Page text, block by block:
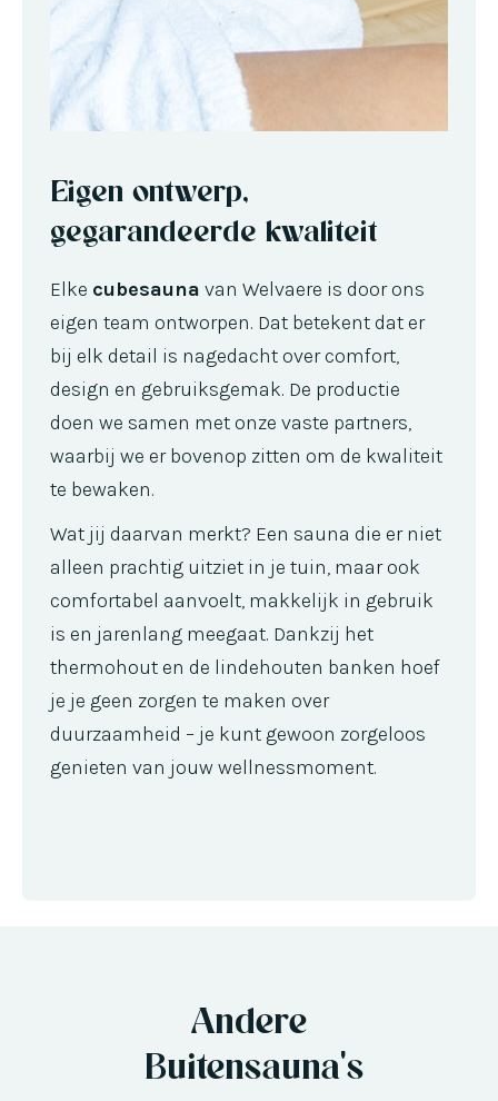
Eigen ontwerp,
gegarandeerde kwaliteit
Elke cubesauna van Welvaere is door ons
eigen team ontworpen. Dat betekent dat er
bij elk detail is nagedacht over comfort,
design en gebruiksgemak. De productie
doen we samen met onze vaste partners,
waarbij we er bovenop zitten om de kwaliteit
te bewaken.
Wat jij daarvan merkt? Een sauna die er niet
alleen prachtig uitziet in je tuin, maar ook
comfortabel aanvoelt, makkelijk in gebruik
is en jarenlang meegaat. Dankzij het
thermohout en de lindehouten banken hoef
je je geen zorgen te maken over
duurzaamheid – je kunt gewoon zorgeloos
genieten van jouw wellnessmoment.
Andere
Buitensauna's